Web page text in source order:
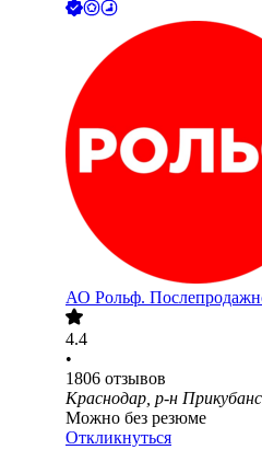
АО Рольф.
4.4
•
1806 отзывов
Краснодар, р-н
Можно без резюме
Откликнуться